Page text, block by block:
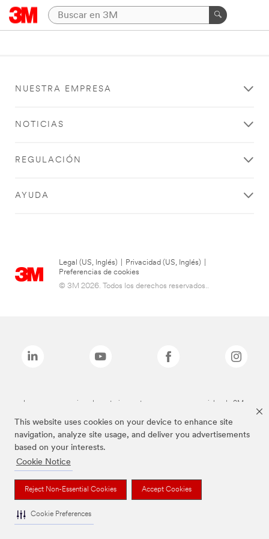
This website uses cookies on your device to enhance site
navigation, analyze site usage, and deliver you advertisements
based on your interests.
Cookie Notice
Reject Non-Essential Cookies Accept Cookies
Cookie Preferences
NUESTRA EMPRESA
NOTICIAS
REGULACIÓN
AYUDA
Legal (US, Inglés) Privacidad (US, Inglés)
Preferencias de cookies
© 3M 2026. Todos los derechos reservados..
Las marcas mencionadas anteriormente son marcas comerciales de 3M.